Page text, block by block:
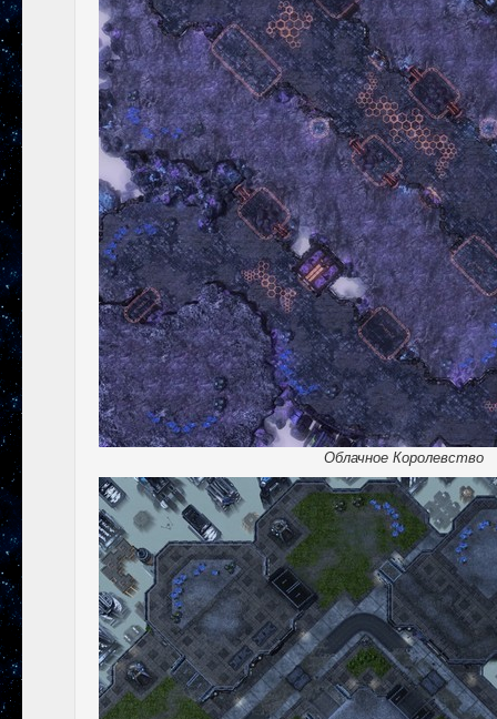
Облачное Королевство